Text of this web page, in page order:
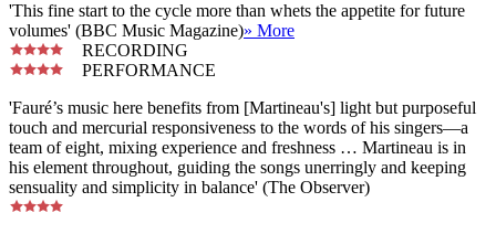
'This fine start to the cycle more than whets the appetite for future
volumes' (BBC Music Magazine)» More
RECORDING
PERFORMANCE
'Fauré’s music here benefits from [Martineau's] light but purposeful
touch and mercurial responsiveness to the words of his singers—a
team of eight, mixing experience and freshness … Martineau is in
his element throughout, guiding the songs unerringly and keeping
sensuality and simplicity in balance' (The Observer)